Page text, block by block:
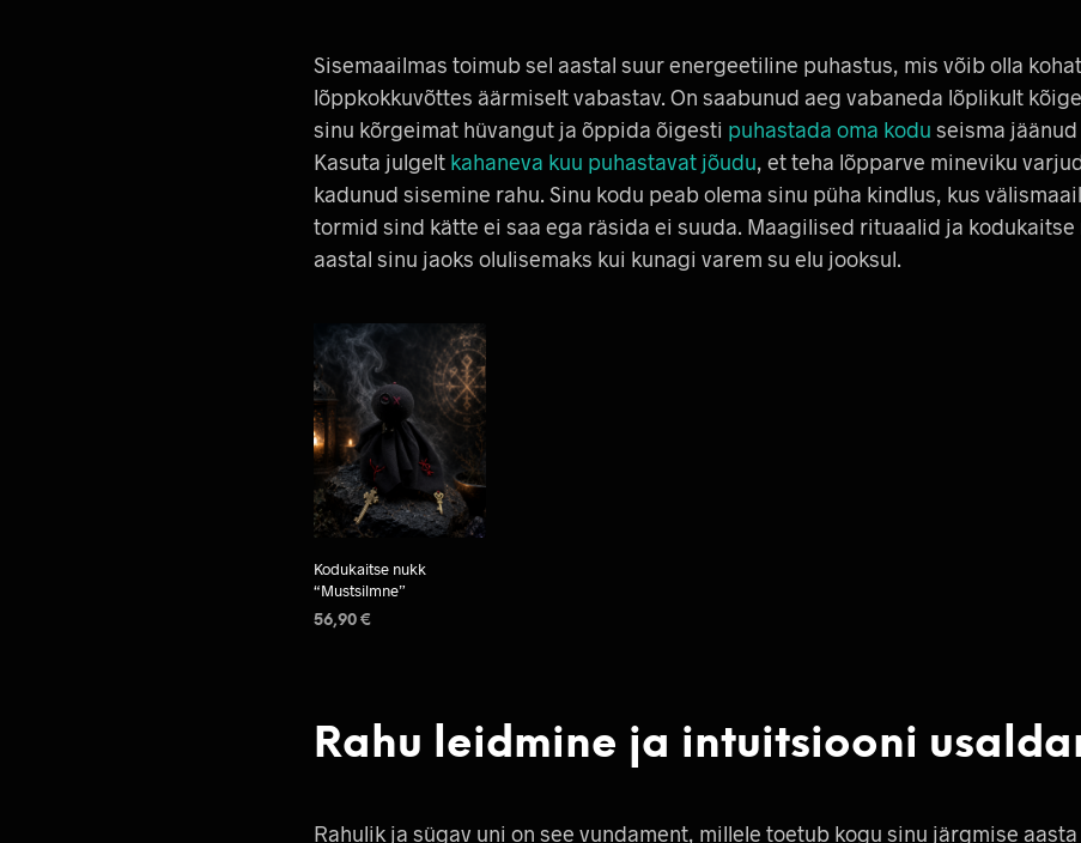
Sisemaailmas toimub sel aastal suur energeetiline puhastus, mis võib olla
lõppkokkuvõttes äärmiselt vabastav. On saabunud aeg vabaneda lõplikult
sinu kõrgeimat hüvangut ja õppida õigesti puhastada oma kodu seisma
Kasuta julgelt kahaneva kuu puhastavat jõudu, et teha lõpparve mineviku
kadunud sisemine rahu. Sinu kodu peab olema sinu püha kindlus, kus
tormid sind kätte ei saa ega räsida ei suuda. Maagilised rituaalid ja
aastal sinu jaoks olulisemaks kui kunagi varem su elu jooksul.
Kodukaitse nukk
“Mustsilmne”
56,90 €
Rahu leidmine ja intuitsiooni
Rahulik ja sügav uni on see vundament, millele toetub kogu sinu järgmise